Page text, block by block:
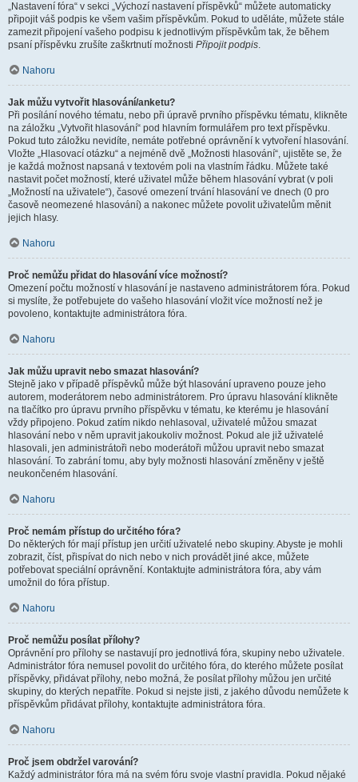
„Nastavení fóra“ v sekci „Výchozí nastavení příspěvků“ můžete automaticky
připojit váš podpis ke všem vašim příspěvkům. Pokud to uděláte, můžete stále
zamezit připojení vašeho podpisu k jednotlivým příspěvkům tak, že během
psaní příspěvku zrušíte zaškrtnutí možnosti Připojit podpis.
Nahoru
Jak můžu vytvořit hlasování/anketu?
Při posílání nového tématu, nebo při úpravě prvního příspěvku tématu, klikněte
na záložku „Vytvořit hlasování“ pod hlavním formulářem pro text příspěvku.
Pokud tuto záložku nevidíte, nemáte potřebné oprávnění k vytvoření hlasování.
Vložte „Hlasovací otázku“ a nejméně dvě „Možnosti hlasování“, ujistěte se, že
je každá možnost napsaná v textovém poli na vlastním řádku. Můžete také
nastavit počet možností, které uživatel může během hlasování vybrat (v poli
„Možností na uživatele“), časové omezení trvání hlasování ve dnech (0 pro
časově neomezené hlasování) a nakonec můžete povolit uživatelům měnit
jejich hlasy.
Nahoru
Proč nemůžu přidat do hlasování více možností?
Omezení počtu možností v hlasování je nastaveno administrátorem fóra. Pokud
si myslíte, že potřebujete do vašeho hlasování vložit více možností než je
povoleno, kontaktujte administrátora fóra.
Nahoru
Jak můžu upravit nebo smazat hlasování?
Stejně jako v případě příspěvků může být hlasování upraveno pouze jeho
autorem, moderátorem nebo administrátorem. Pro úpravu hlasování klikněte
na tlačítko pro úpravu prvního příspěvku v tématu, ke kterému je hlasování
vždy připojeno. Pokud zatím nikdo nehlasoval, uživatelé můžou smazat
hlasování nebo v něm upravit jakoukoliv možnost. Pokud ale již uživatelé
hlasovali, jen administrátoři nebo moderátoři můžou upravit nebo smazat
hlasování. To zabrání tomu, aby byly možnosti hlasování změněny v ještě
neukončeném hlasování.
Nahoru
Proč nemám přístup do určitého fóra?
Do některých fór mají přístup jen určití uživatelé nebo skupiny. Abyste je mohli
zobrazit, číst, přispívat do nich nebo v nich provádět jiné akce, můžete
potřebovat speciální oprávnění. Kontaktujte administrátora fóra, aby vám
umožnil do fóra přístup.
Nahoru
Proč nemůžu posílat přílohy?
Oprávnění pro přílohy se nastavují pro jednotlivá fóra, skupiny nebo uživatele.
Administrátor fóra nemusel povolit do určitého fóra, do kterého můžete posílat
příspěvky, přidávat přílohy, nebo možná, že posílat přílohy můžou jen určité
skupiny, do kterých nepatříte. Pokud si nejste jisti, z jakého důvodu nemůžete k
příspěvkům přidávat přílohy, kontaktujte administrátora fóra.
Nahoru
Proč jsem obdržel varování?
Každý administrátor fóra má na svém fóru svoje vlastní pravidla. Pokud nějaké